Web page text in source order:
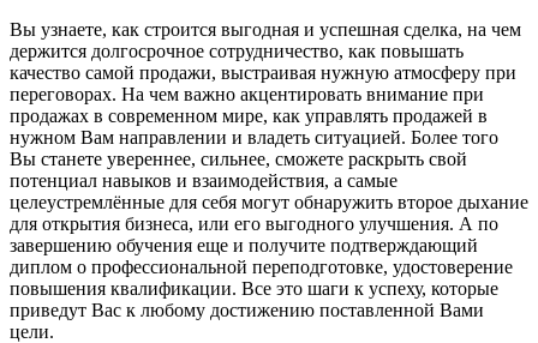
Вы узнаете, как строится выгодная и успешная сделка, на чем
держится долгосрочное сотрудничество, как повышать
качество самой продажи, выстраивая нужную атмосферу при
переговорах. На чем важно акцентировать внимание при
продажах в современном мире, как управлять продажей в
нужном Вам направлении и владеть ситуацией. Более того
Вы станете увереннее, сильнее, сможете раскрыть свой
потенциал навыков и взаимодействия, а самые
целеустремлённые для себя могут обнаружить второе дыхание
для открытия бизнеса, или его выгодного улучшения. А по
завершению обучения еще и получите подтверждающий
диплом о профессиональной переподготовке, удостоверение
повышения квалификации. Все это шаги к успеху, которые
приведут Вас к любому достижению поставленной Вами
цели.